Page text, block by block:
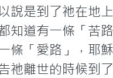
說是到了祂在地
知道有一條「苦
條「愛路」，耶
祂離世的時候到